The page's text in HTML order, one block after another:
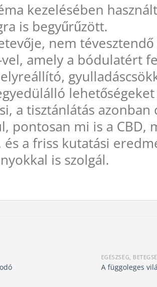
kezelésében
is begyűrűzött.
nem
amely a bódulatért
a tisztánlátás azonban
pontosan mi is a CBD,
és a friss kutatási
is szolgál.
EGÉSZSÉG,
A függoleges